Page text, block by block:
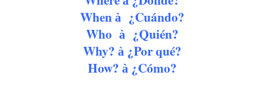
When à¿Cuándo?
Who à¿Quién?
Why? à¿Por qué?
How? à¿Cómo?